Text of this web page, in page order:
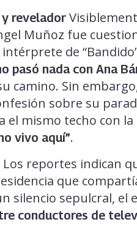
revelador
Muñoz fue
de
pasó nada con Ana
camino. Sin
sobre su
el mismo techo con
vivo aquí”.
Los reportes indican
que
silencio sepulcral, el
conductores de